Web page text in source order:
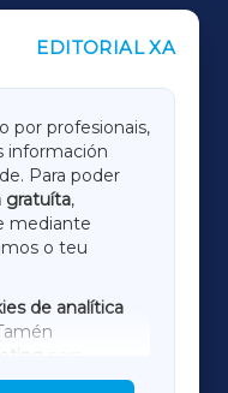
EDITORIAL XA
por profesionais,
información
Para poder
gratuíta,
mediante
o teu
de analítica